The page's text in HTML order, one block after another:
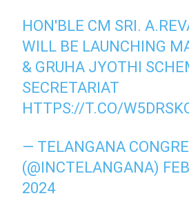
HON'BLE CM SRI.
WILL BE LAUNCHING
& GRUHA JYOTHI
SECRETARIAT
HTTPS://T.CO/
— TELANGANA
(@INCTELANGANA)
2024